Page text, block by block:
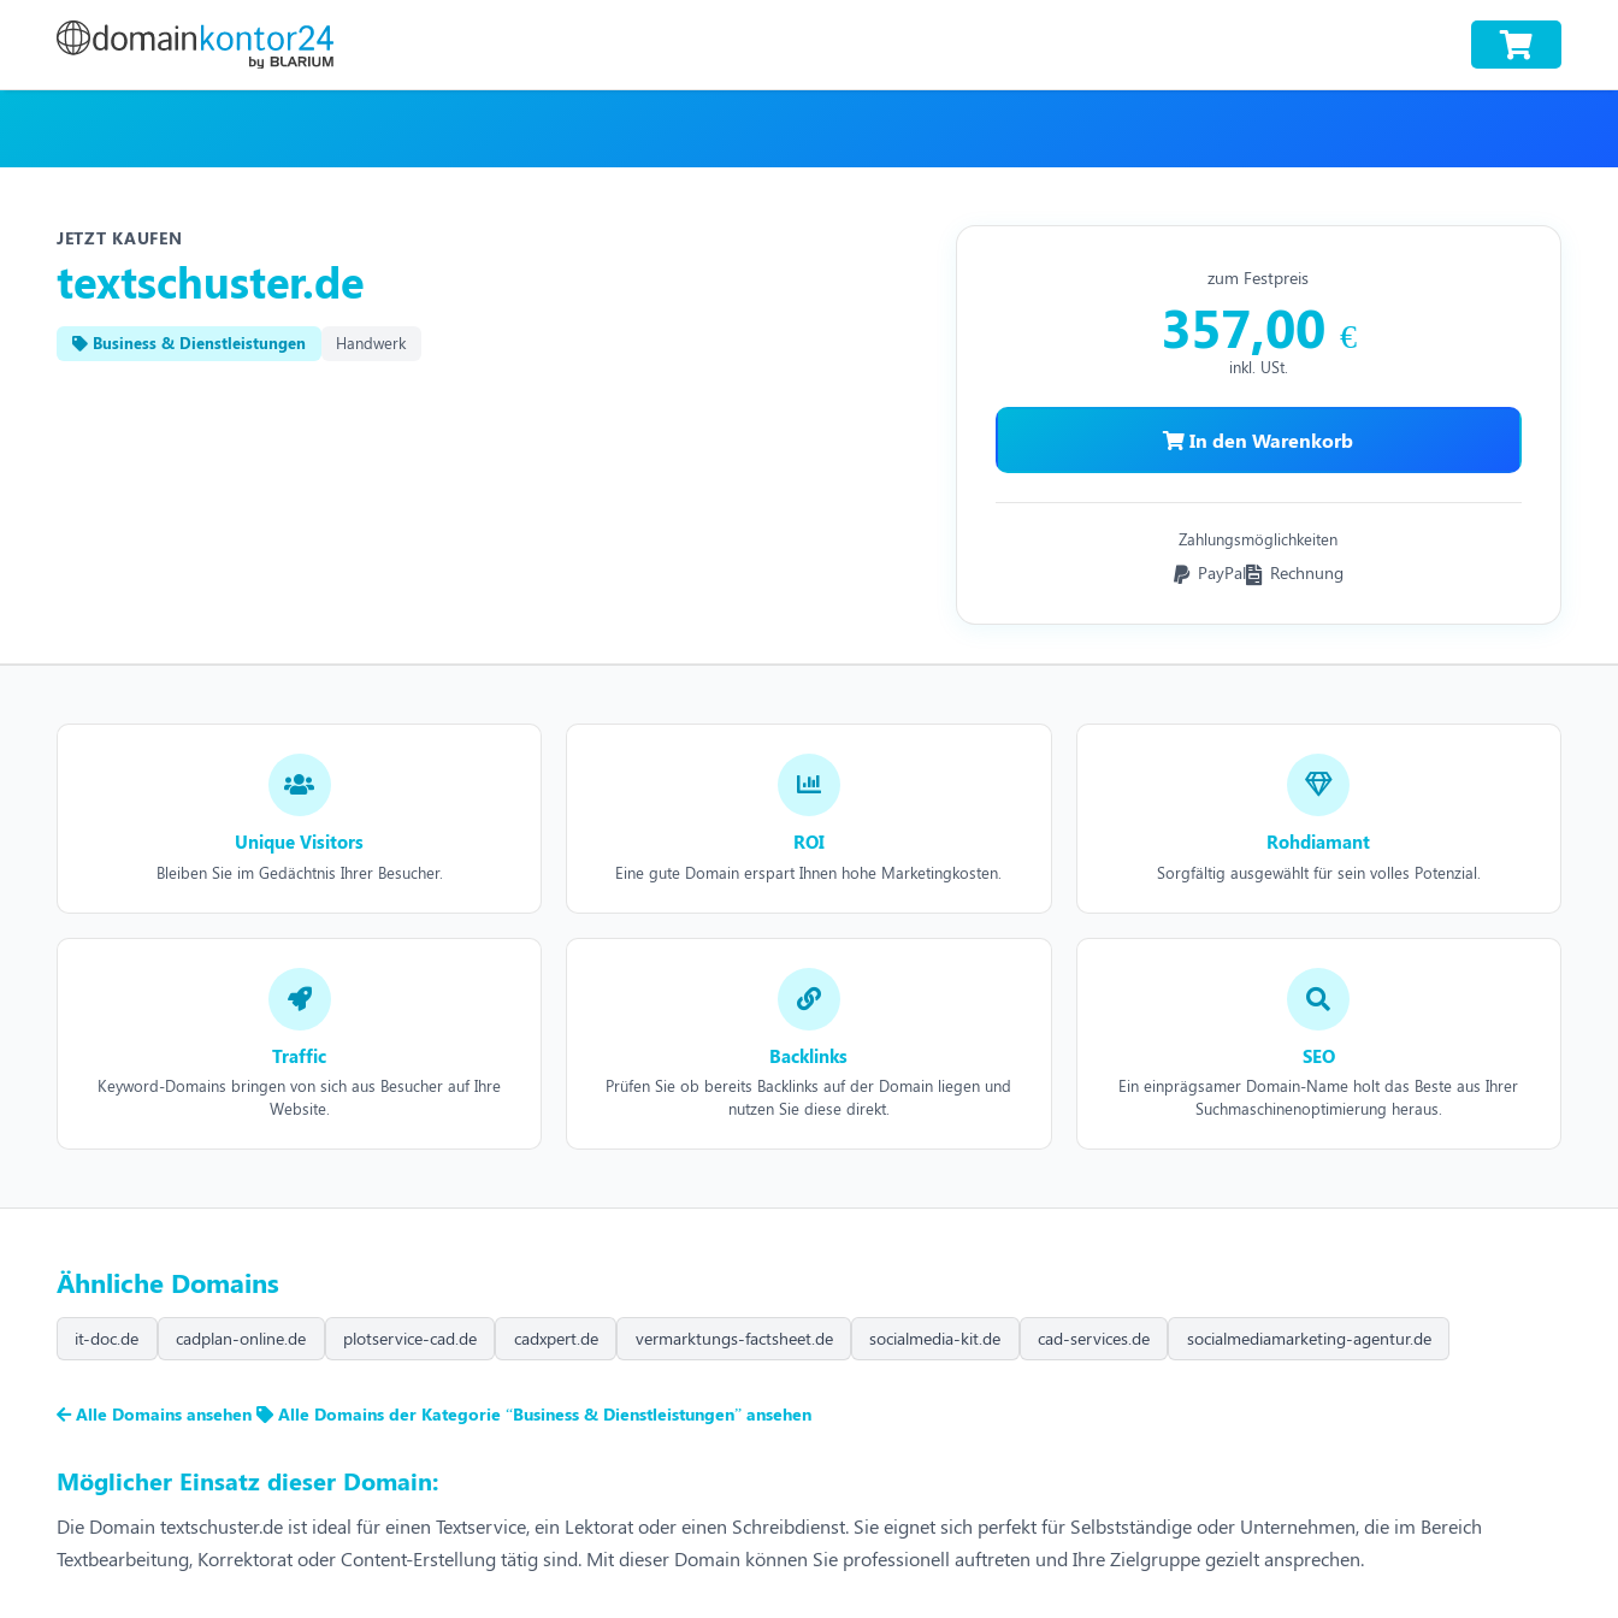
JETZT KAUFEN
textschuster.de
Business & Dienstleistungen Handwerk
zum Festpreis
357,00 €
inkl. USt.
In den Warenkorb
Zahlungsmöglichkeiten
PayPal Rechnung
Unique Visitors
Bleiben Sie im Gedächtnis Ihrer Besucher.
ROI
Eine gute Domain erspart Ihnen hohe Marketingkosten.
Rohdiamant
Sorgfältig ausgewählt für sein volles Potenzial.
Traffic
Keyword-Domains bringen von sich aus Besucher auf Ihre
Website.
Backlinks
Prüfen Sie ob bereits Backlinks auf der Domain liegen und
nutzen Sie diese direkt.
SEO
Ein einprägsamer Domain-Name holt das Beste aus Ihrer
Suchmaschinenoptimierung heraus.
Ähnliche Domains
it-doc.de cadplan-online.de plotservice-cad.de cadxpert.de vermarktungs-factsheet.de socialmedia-kit.de cad-services.de socialmediamarketing-agentur.de
Alle Domains ansehen Alle Domains der Kategorie “Business & Dienstleistungen” ansehen
Möglicher Einsatz dieser Domain:
Die Domain textschuster.de ist ideal für einen Textservice, ein Lektorat oder einen Schreibdienst. Sie eignet sich perfekt für Selbstständige oder Unternehmen, die im Bereich
Textbearbeitung, Korrektorat oder Content-Erstellung tätig sind. Mit dieser Domain können Sie professionell auftreten und Ihre Zielgruppe gezielt ansprechen.